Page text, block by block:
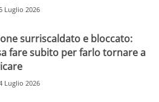
Luglio 2026
surriscaldato e bloccato:
fare subito per farlo tornare a
Luglio 2026